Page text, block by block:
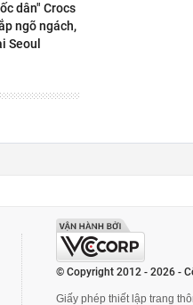
dân" Crocs
ngõ ngách,
Seoul
© Copyright 2012 - 2026 -
Giấy phép thiết lập trang